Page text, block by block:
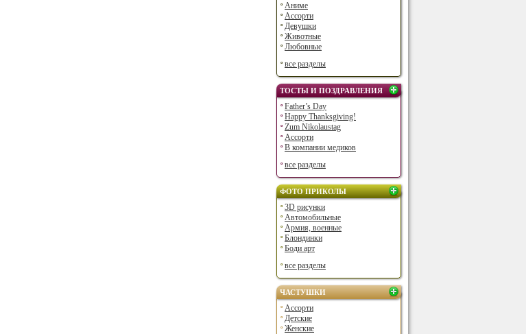
Аниме
Ассорти
Девушки
Животные
Любовные
все разделы
ТОСТЫ И ПОЗДРАВЛЕНИЯ
Father’s Day
Happy Thanksgiving!
Zum Nikolaustag
Ассорти
В компании медиков
все разделы
ФОТО ПРИКОЛЫ
3D рисунки
Автомобильные
Армия, военные
Блондинки
Боди арт
все разделы
ЧАСТУШКИ
Ассорти
Детские
Женские